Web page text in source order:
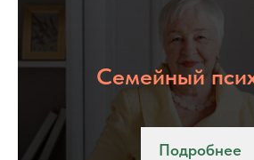
Семейный
Подробнее